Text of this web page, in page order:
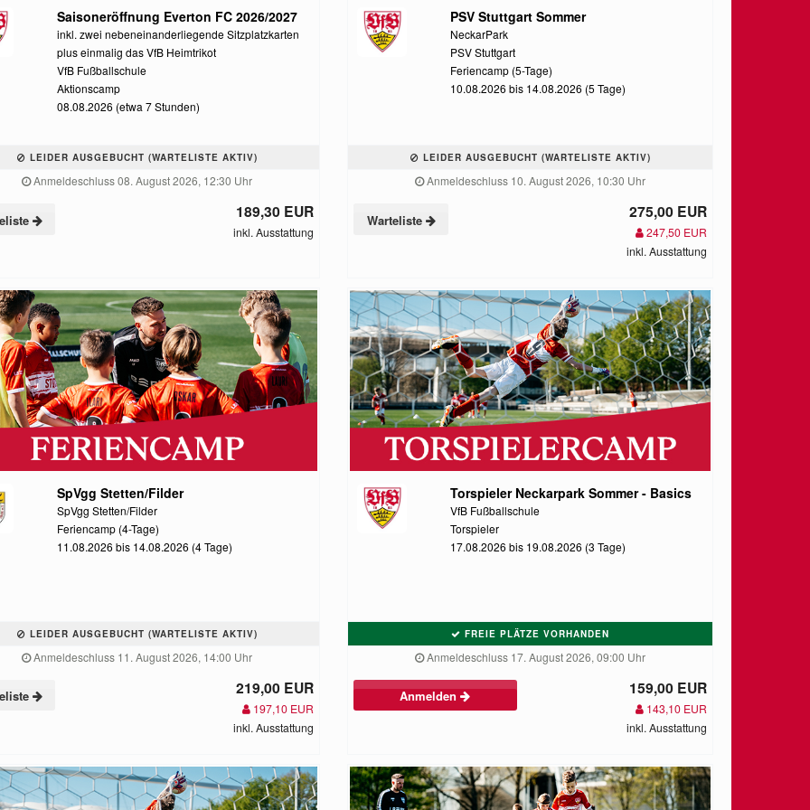
Saisoneröffnung Everton FC 2026/2027
inkl. zwei nebeneinanderliegende Sitzplatzkarten
plus einmalig das VfB Heimtrikot
VfB Fußballschule
Aktionscamp
08.08.2026 (etwa 7 Stunden)
LEIDER AUSGEBUCHT (WARTELISTE AKTIV)
Anmeldeschluss 08. August 2026, 12:30 Uhr
189,30 EUR
inkl. Ausstattung
PSV Stuttgart Sommer
NeckarPark
PSV Stuttgart
Feriencamp (5-Tage)
10.08.2026 bis 14.08.2026 (5 Tage)
LEIDER AUSGEBUCHT (WARTELISTE AKTIV)
Anmeldeschluss 10. August 2026, 10:30 Uhr
Warteliste 275,00 EUR
247,50 EUR
inkl. Ausstattung
SpVgg Stetten/Filder
SpVgg Stetten/Filder
Feriencamp (4-Tage)
11.08.2026 bis 14.08.2026 (4 Tage)
LEIDER AUSGEBUCHT (WARTELISTE AKTIV)
Anmeldeschluss 11. August 2026, 14:00 Uhr
219,00 EUR
197,10 EUR
inkl. Ausstattung
Torspieler Neckarpark Sommer - Basics
VfB Fußballschule
Torspieler
17.08.2026 bis 19.08.2026 (3 Tage)
FREIE PLÄTZE VORHANDEN
Anmeldeschluss 17. August 2026, 09:00 Uhr
Anmelden 159,00 EUR
143,10 EUR
inkl. Ausstattung